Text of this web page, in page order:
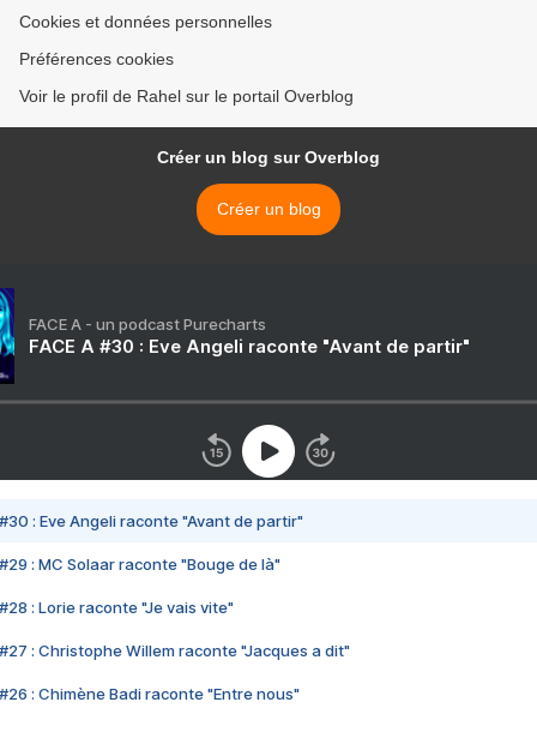
Cookies et données personnelles
Préférences cookies
Voir le profil de Rahel sur le portail Overblog
Créer un blog sur Overblog
Créer un blog
FACE A - un podcast Purecharts
FACE A #30 : Eve Angeli raconte "Avant de partir"
#30 : Eve Angeli raconte "Avant de partir"
#29 : MC Solaar raconte "Bouge de là"
#28 : Lorie raconte "Je vais vite"
#27 : Christophe Willem raconte "Jacques a dit"
#26 : Chimène Badi raconte "Entre nous"